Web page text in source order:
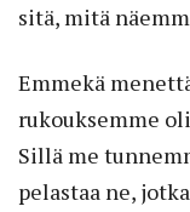
sitä, mitä
Emmekä
rukouksemme
Sillä me
pelastaa ne,